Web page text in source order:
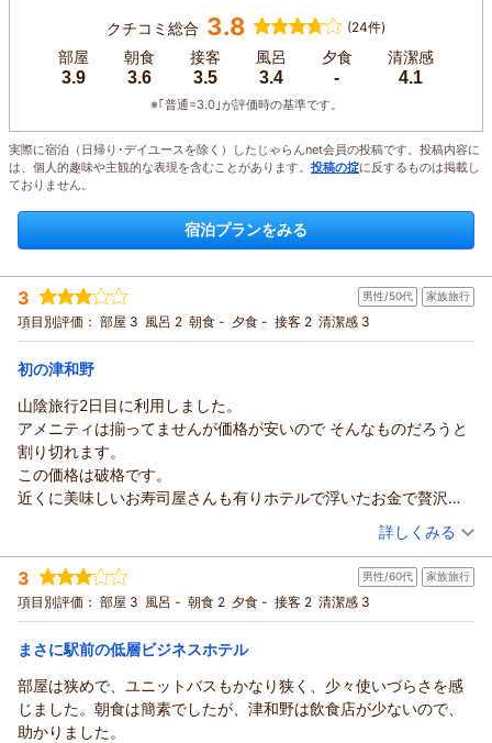
クチコミ総合 3.8 (24件)
部屋
3.9
朝食
3.6
接客
3.5
風呂
3.4
夕食
-
清潔感
4.1
※｢普通=3.0｣が評価時の基準です。
実際に宿泊（日帰り･デイユースを除く）したじゃらんnet会員の投稿です。投稿内容に
は、個人的趣味や主観的な表現を含むことがあります。 投稿の掟に反するものは掲載し
ておりません。
宿泊プランをみる
3 男性/50代 家族旅行
項目別評価： 部屋 3 風呂 2 朝食 - 夕食 - 接客 2 清潔感 3
初の津和野
山陰旅行2日目に利用しました。
アメニティは揃ってませんが価格が安いので そんなものだろうと
割り切れます。
この価格は破格です。
近くに美味しいお寿司屋さんも有りホテルで浮いたお金で贅沢で
（投稿日：2026/07/30）
宿泊時期： 2026年07月宿泊 (家族旅行)
投稿者： まるひろさん
宿泊プラン： 【運★活】素泊まりプラン ツイン 食事なし
宿泊価格帯： 3,001～4,000円(大人一人あたり/税込)
詳しくみる
3 男性/60代 家族旅行
項目別評価： 部屋 3 風呂 - 朝食 2 夕食 - 接客 2 清潔感 3
まさに駅前の低層ビジネスホテル
部屋は狭めで、ユニットバスもかなり狭く、少々使いづらさを感
じました。朝食は簡素でしたが、津和野は飲食店が少ないので、
助かりました。